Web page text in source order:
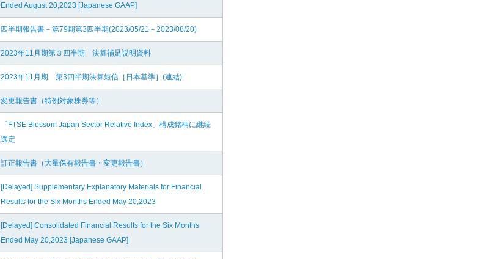
Ended August 20,2023 [Japanese GAAP]
四半期報告書－第79期第3四半期(2023/05/21－2023/08/20)
2023年11月期第３四半期 決算補足説明資料
2023年11月期 第3四半期決算短信［日本基準］(連結)
変更報告書（特例対象株券等）
「FTSE Blossom Japan Sector Relative Index」構成銘柄に継続
選定
訂正報告書（大量保有報告書・変更報告書）
[Delayed] Supplementary Explanatory Materials for Financial
Results for the Six Months Ended May 20,2023
[Delayed] Consolidated Financial Results for the Six Months
Ended May 20,2023 [Japanese GAAP]